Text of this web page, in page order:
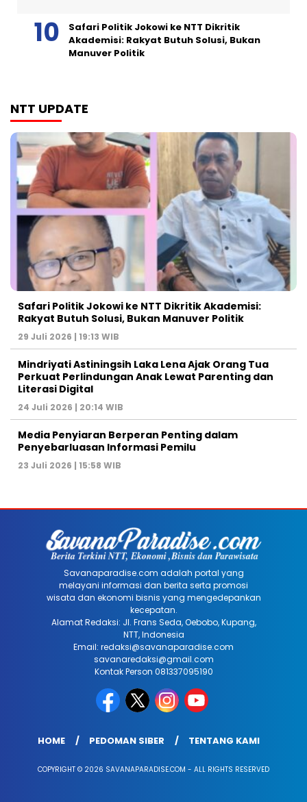
Safari Politik Jokowi ke NTT Dikritik
Akademisi: Rakyat Butuh Solusi, Bukan
Manuver Politik
NTT UPDATE
Safari Politik Jokowi ke NTT Dikritik Akademisi:
Rakyat Butuh Solusi, Bukan Manuver Politik
29 Juli 2026 | 19:13 WIB
Mindriyati Astiningsih Laka Lena Ajak Orang Tua
Perkuat Perlindungan Anak Lewat Parenting dan
Literasi Digital
24 Juli 2026 | 20:14 WIB
Media Penyiaran Berperan Penting dalam
Penyebarluasan Informasi Pemilu
23 Juli 2026 | 15:58 WIB
Savanaparadise.com adalah portal yang
melayani informasi dan berita serta promosi
wisata dan ekonomi bisnis yang mengedepankan
kecepatan.
Alamat Redaksi: Jl. Frans Seda, Oebobo, Kupang,
NTT, Indonesia
Email: redaksi@savanaparadise.com
savanaredaksi@gmail.com
Kontak Person 081337095190
HOME PEDOMAN SIBER TENTANG KAMI
COPYRIGHT © 2026 SAVANAPARADISE.COM - ALL RIGHTS RESERVED